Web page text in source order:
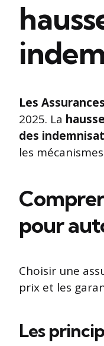
Les
2025. La
des
les
pour
Choisir une
prix et les
Les